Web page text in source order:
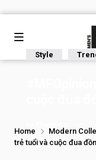
Home Modern
trẻ tuổi và cuộc đua
Style